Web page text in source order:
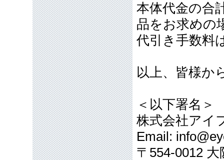
本体代金の合
品をお求めの
代引き手数料
以上、皆様か
＜以下署名＞
株式会社アイ
Email:
〒554-0012